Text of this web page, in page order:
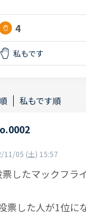
4
私もです
私もです順
11/05 (土) 15:57
したマックフラ
票した人が1位に